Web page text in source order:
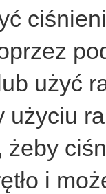
użyć
użyciu
i